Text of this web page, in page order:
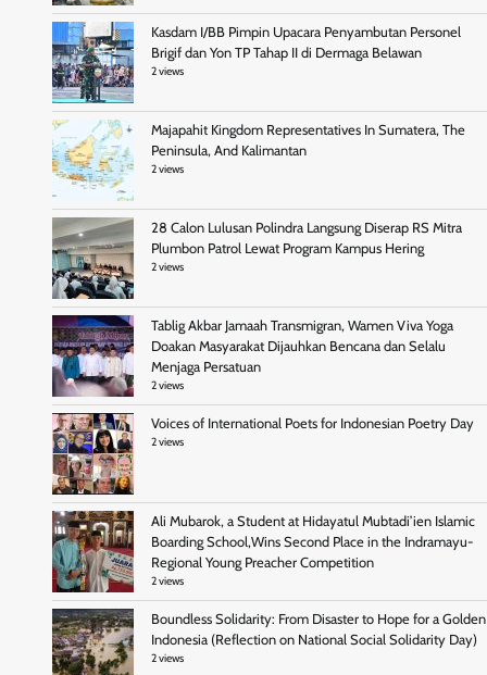
Kasdam I/BB Pimpin Upacara Penyambutan Personel
Brigif dan Yon TP Tahap II di Dermaga Belawan
2 views
Majapahit Kingdom Representatives In Sumatera, The
Peninsula, And Kalimantan
2 views
28 Calon Lulusan Polindra Langsung Diserap RS Mitra
Plumbon Patrol Lewat Program Kampus Hering
2 views
Tablig Akbar Jamaah Transmigran, Wamen Viva Yoga
Doakan Masyarakat Dijauhkan Bencana dan Selalu
Menjaga Persatuan
2 views
Voices of International Poets for Indonesian Poetry Day
2 views
Ali Mubarok, a Student at Hidayatul Mubtadi’ien Islamic
Boarding School,Wins Second Place in the Indramayu-
Regional Young Preacher Competition
2 views
Boundless Solidarity: From Disaster to Hope for a Golden
Indonesia (Reflection on National Social Solidarity Day)
2 views